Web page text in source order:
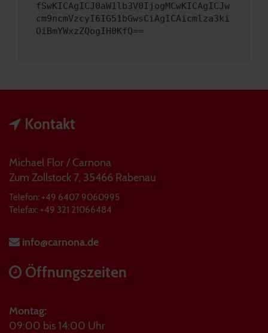
fSwKICAgICJ0aW1lb3V0IjogMCwKICAgICJw
cm9ncmVzcyI6IG51bGwsCiAgICAicmlza3ki
OiBmYWxzZQogIH0KfQ==
Kontakt
Michael Flor / Carnona
Zum Zollstock 7, 35466 Rabenau
Telefon: +49 6407 9060995
Telefax: +49 321 21066484
info@carnona.de
Öffnungszeiten
Montag:
09:00 bis 14:00 Uhr